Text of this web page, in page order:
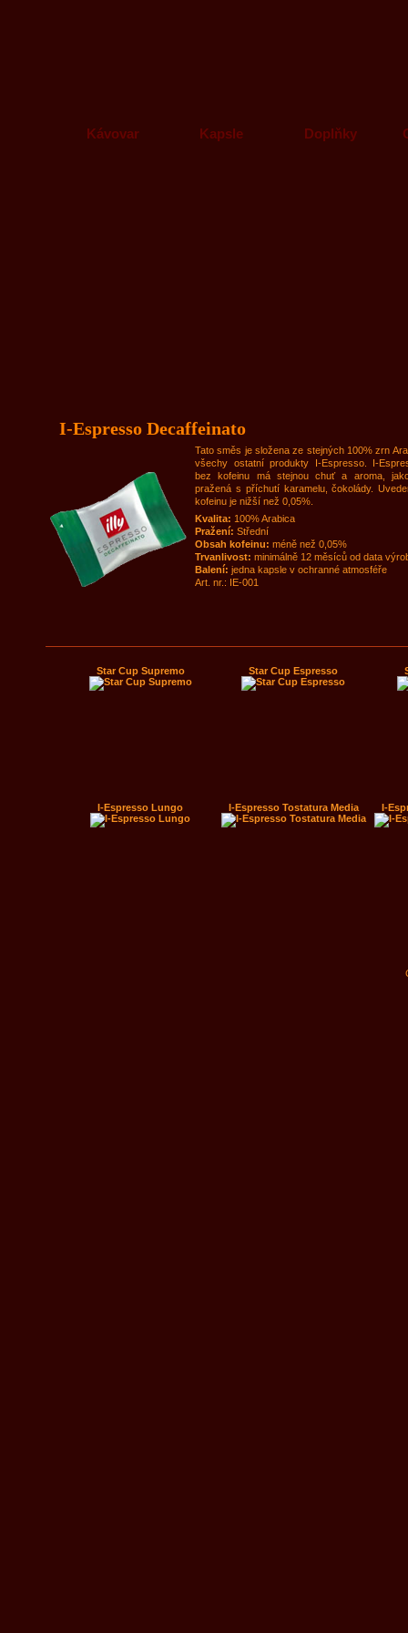
Kávovar Kapsle Doplňky
I-Espresso Decaffeinato
Tato směs je složena ze stejných 100% zrn
všechy ostatní produkty I-Espresso. I-
bez kofeinu má stejnou chuť a aroma,
pražená s příchutí karamelu, čokolády.
kofeinu je nižší než 0,05%.
Kvalita: 100% Arabica
Pražení: Střední
Obsah kofeinu: méně než 0,05%
Trvanlivost: minimálně 12 měsíců od data
Balení: jedna kapsle v ochranné atmosféře
Art. nr.: IE-001
Star Cup Supremo Star Cup Espresso
I-Espresso Lungo I-Espresso Tostatura Media I-